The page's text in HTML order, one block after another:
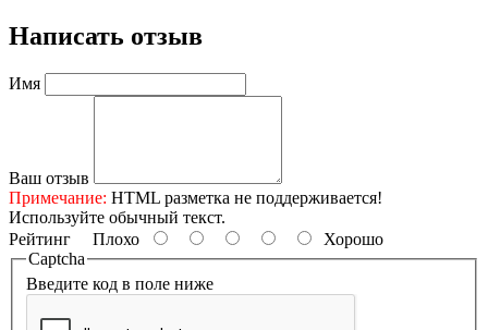
Написать отзыв
Имя
Ваш отзыв
Примечание: HTML разметка не поддерживается!
Используйте обычный текст.
Рейтинг Плохо
Хорошо
Captcha
Введите код в поле ниже